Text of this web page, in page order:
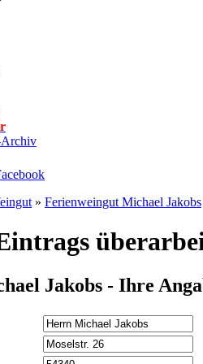
Archiv
» Ferienweingut Michael Jakobs
Jakobs - Ihre